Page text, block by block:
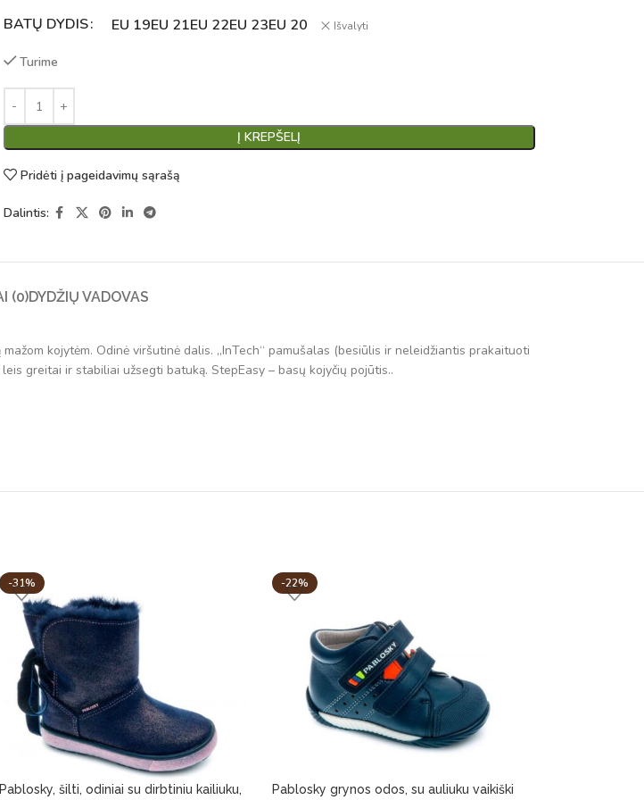
BATŲ DYDIS EU 19EU 21EU 22EU 23EU 20 Išvalyti
Turime
Į KREPŠELĮ
Alternative:
Pridėti į pageidavimų sąrašą
Dalintis:
(0)DYDŽIŲ VADOVAS
kojytėm. Odinė viršutinė dalis. „InTech“ pamušalas (besiūlis ir neleidžiantis prakaituoti
greitai ir stabiliai užsegti batuką. StepEasy – basų kojyčių pojūtis..
-31%
Pablosky, šilti, odiniai su dirbtiniu kailiuku,
-22%
Pablosky grynos odos, su auliuku vaikiški